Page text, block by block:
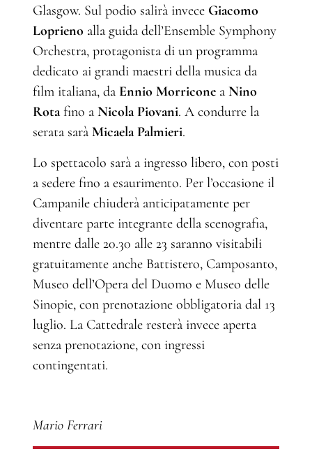
Glasgow. Sul podio salirà invece Giacomo
Loprieno alla guida dell’Ensemble Symphony
Orchestra, protagonista di un programma
dedicato ai grandi maestri della musica da
film italiana, da Ennio Morricone a Nino
Rotafino a Nicola Piovani. A condurre la
serata sarà Micaela Palmieri.
Lo spettacolo sarà a ingresso libero, con posti
a sedere fino a esaurimento. Per l’occasione il
Campanile chiuderà anticipatamente per
diventare parte integrante della scenografia,
mentre dalle 20.30 alle 23 saranno visitabili
gratuitamente anche Battistero, Camposanto,
Museo dell’Opera del Duomo e Museo delle
Sinopie, con prenotazione obbligatoria dal 13
luglio. La Cattedrale resterà invece aperta
senza prenotazione, con ingressi
contingentati.
Mario Ferrari